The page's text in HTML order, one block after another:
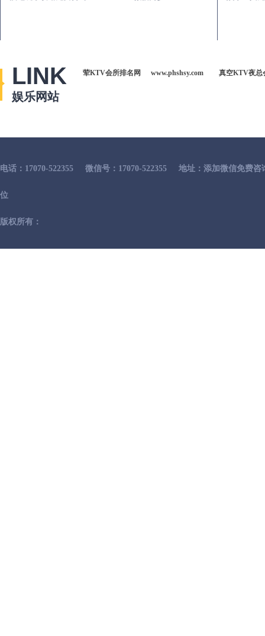
LINK
娱乐网站
荤KTV会所排名网 www.phshsy.com 真空KTV夜总
电话：17070-522355 微信号：17070-522355 地址：添加微信免费咨
位
版权所有：